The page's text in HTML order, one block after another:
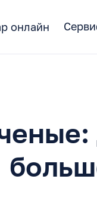
онлайн